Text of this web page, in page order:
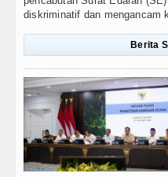
diskriminatif dan mengancam
Berita